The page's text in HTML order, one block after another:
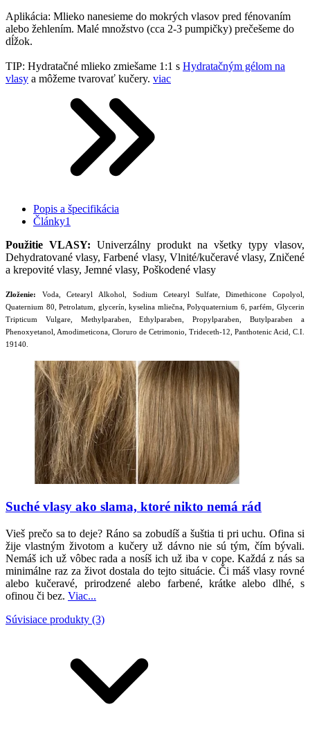
Aplikácia: Mlieko nanesieme do mokrých vlasov pred fénovaním
alebo žehlením. Malé množstvo (cca 2-3 pumpičky) prečešeme do
dĺžok.
TIP: Hydratačné mlieko zmiešame 1:1 s Hydratačným gélom na
vlasy a môžeme tvarovať kučery. viac
Popis a špecifikácia
Články1
Použitie VLASY: Univerzálny produkt na všetky typy vlasov,
Dehydratované vlasy, Farbené vlasy, Vlnité/kučeravé vlasy, Zničené
a krepovité vlasy, Jemné vlasy, Poškodené vlasy
Zloženie: Voda, Cetearyl Alkohol, Sodium Cetearyl Sulfate, Dimethicone Copolyol,
Quaternium 80, Petrolatum, glycerín, kyselina mliečna, Polyquaternium 6, parfém, Glycerin
Tripticum Vulgare, Methylparaben, Ethylparaben, Propylparaben, Butylparaben a
Phenoxyetanol, Amodimeticona, Cloruro de Cetrimonio, Trideceth-12, Panthotenic Acid, C.I.
19140.
Suché vlasy ako slama, ktoré nikto nemá rád
Vieš prečo sa to deje? Ráno sa zobudíš a šuštia ti pri uchu. Ofina si
žije vlastným životom a kučery už dávno nie sú tým, čím bývali.
Nemáš ich už vôbec rada a nosíš ich už iba v cope. Každá z nás sa
minimálne raz za život dostala do tejto situácie. Či máš vlasy rovné
alebo kučeravé, prirodzené alebo farbené, krátke alebo dlhé, s
ofinou či bez. Viac...
Súvisiace produkty (3)